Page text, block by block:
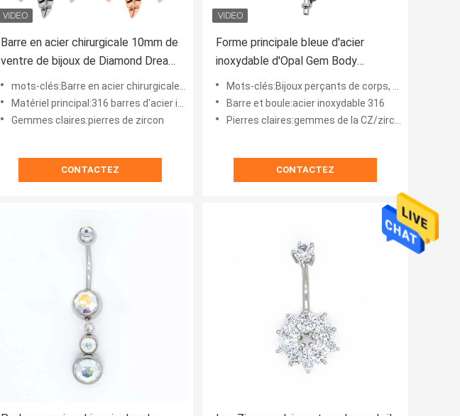
Barre en acier chirurgicale 10mm de
ventre de bijoux de Diamond Dream
Catcher Body Piercings
mots-clés:Barre en acier chirurgicale de ventre
Matériel principal:316 barres d'acier inoxydables et boule
Gemmes claires:pierres de zircon
CONTACTEZ
Forme principale bleue d'acier
inoxydable d'Opal Gem Body
Piercing Jewelry 14ga 316
Mots-clés:Bijoux perçants de corps, perforation de zircon
Barre et boule:acier inoxydable 316
Pierres claires:gemmes de la CZ/zircon
CONTACTEZ